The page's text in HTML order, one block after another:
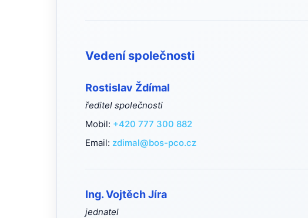
Vedení společnosti
Rostislav Ždímal
ředitel společnosti
Mobil: +420 777 300 882
Email: zdimal@bos-pco.cz
Ing. Vojtěch Jíra
jednatel